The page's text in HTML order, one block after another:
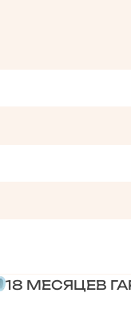
18 МЕСЯЦЕВ